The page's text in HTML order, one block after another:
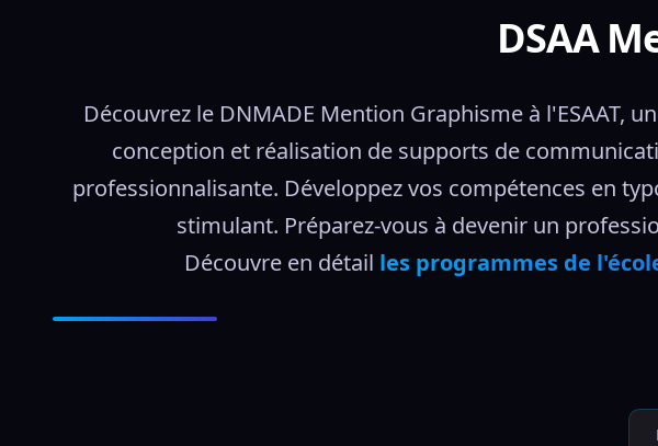
DSAA
Découvrez le DNMADE Mention Graphisme à l'ESAAT,
conception et réalisation de supports de
professionnalisante. Développez vos compétences en
stimulant. Préparez-vous à devenir un
Découvre en détail les programmes de